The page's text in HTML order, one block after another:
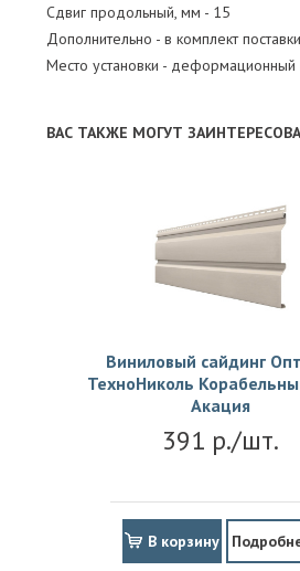
Сдвиг продольный, мм - 15
Дополнительно - в комплект
Место установки -
ВАС ТАКЖЕ МОГУТ
Виниловый сайдинг
ТехноНиколь
Акация
391 р./шт.
В корзину